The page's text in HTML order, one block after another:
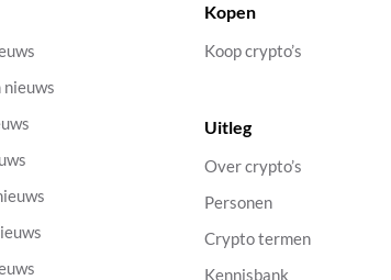
nieuws
Kopen
Koop crypto’s
Uitleg
Over crypto’s
Personen
Crypto termen
Kennisbank